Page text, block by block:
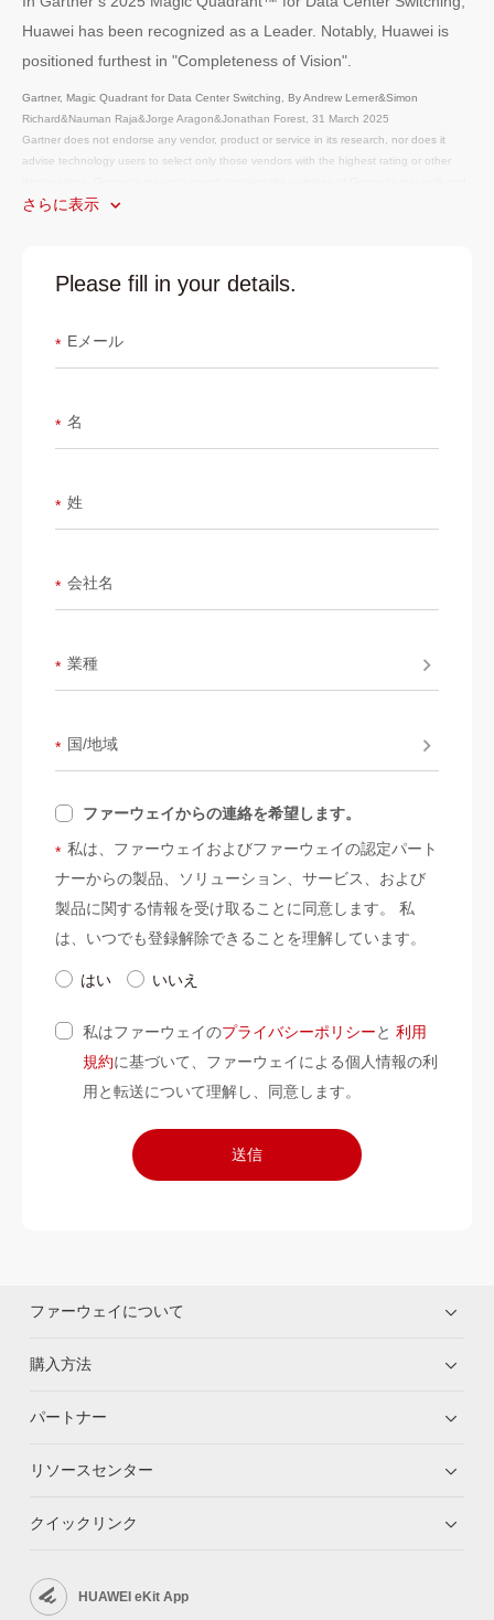
Huawei has been recognized as a Leader. Notably, Huawei is
positioned furthest in "Completeness of Vision".
Gartner, Magic Quadrant for Data Center Switching, By Andrew Lerner&Simon
Richard&Nauman Raja&Jorge Aragon&Jonathan Forest, 31 March 2025
Gartner does not endorse any vendor, product or service in its research, nor does it
advise technology users to select only those vendors with the highest rating or other
consulting organization, and such opinions should not be construed as statements of
and internationally, MAGIC QUADRANT is a registered trademark of Gartner, Inc. and/or
さらに表示
Please fill in your details.
* Eメール
* 名
* 姓
* 会社名
* 業種
* 国/地域
ファーウェイからの連絡を希望します。
* 私は、ファーウェイおよびファーウェイの認定パート
ナーからの製品、ソリューション、サービス、および
製品に関する情報を受け取ることに同意します。 私
は、いつでも登録解除できることを理解しています。
はい いいえ
私はファーウェイのプライバシーポリシーと 利用
規約に基づいて、ファーウェイによる個人情報の利
用と転送について理解し、同意します。
送信
ファーウェイについて
購入方法
パートナー
リソースセンター
クイックリンク
HUAWEI eKit App